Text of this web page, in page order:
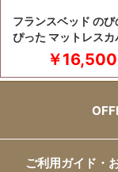
フランスベッド のび
ぴった マットレスカ
￥16,500
ご利用ガイド・